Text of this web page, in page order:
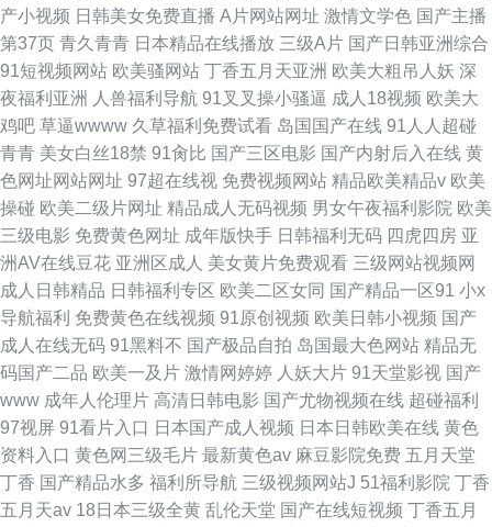
产小视频 日韩美女免费直播 A片网站网址 激情文学色 国产主播
第37页 青久青青 日本精品在线播放 三级A片 国产日韩亚洲综合
91短视频网站 欧美骚网站 丁香五月天亚洲 欧美大粗吊人妖 深
夜福利亚洲
人兽福利导航 91叉叉操小骚逼 成人18视频 欧美大
鸡吧 草逼wwww 久草福利免费试看 岛国国产在线 91人人超碰
青青 美女白丝18禁 91肏比 国产三区电影 国产内射后入在线 黄
色网址网站网址 97超在线视 免费视频网站 精品欧美精品v 欧美
操碰 欧美二级片网址 精品成人无码视频 男女午夜福利影院 欧美
三级电影 免费黄色网址 成年版快手 日韩福利无码 四虎四房 亚
洲AV在线豆花 亚洲区成人 美女黄片免费观看 三级网站视频网
成人日韩精品 日韩福利专区 欧美二区女同 国产精品一区91 小x
导航福利 免费黄色在线视频 91原创视频 欧美日韩小视频 国产
成人在线无码 91黑料不 国产极品自拍 岛国最大色网站 精品无
码国产二品 欧美一及片 激情网婷婷 人妖大片 91天堂影视 国产
www 成年人伦理片 高清日韩电影 国产尤物视频在线 超碰福利
97视屏 91看片入口 日本国产成人视频 日本日韩欧美在线 黄色
资料入口 黄色网三级毛片 最新黄色av 麻豆影院免费 五月天堂
丁香 国产精品水多 福利所导航 三级视频网站J 51福利影院 丁香
五月天av 18日本三级全黄 乱伦天堂 国产在线短视频 丁香五月